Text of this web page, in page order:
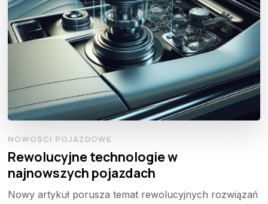
NOWOŚCI POJAZDOWE
Rewolucyjne technologie w
najnowszych pojazdach
Nowy artykuł porusza temat rewolucyjnych rozwiązań